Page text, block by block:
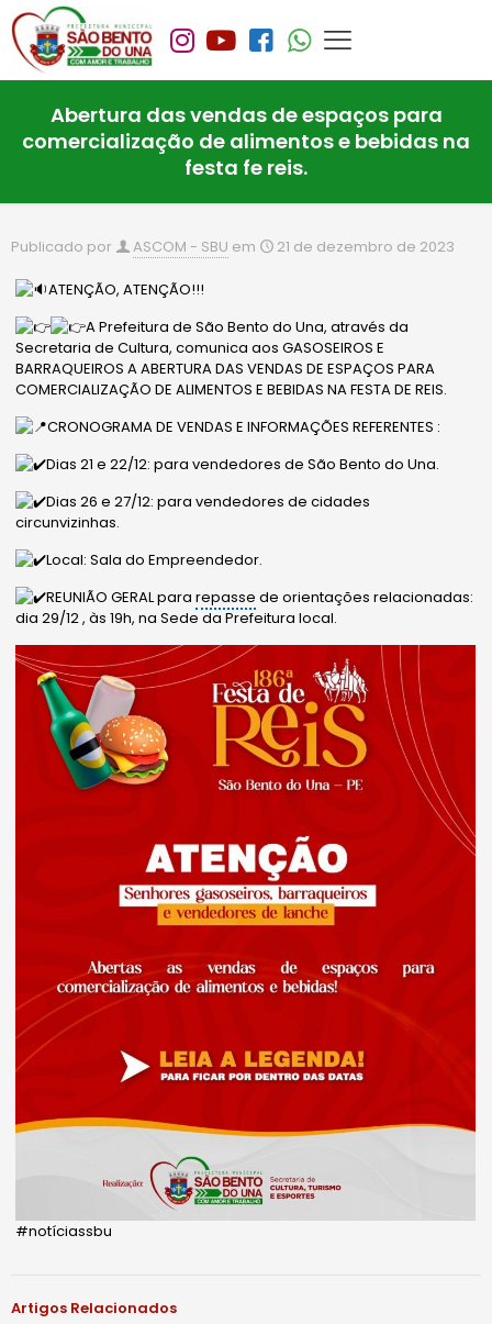
Abertura das vendas de espaços para
comercialização de alimentos e bebidas na
festa fe reis.
Publicado por ASCOM - SBU em 21 de dezembro de 2023
ATENÇÃO, ATENÇÃO!!!
A Prefeitura de São Bento do Una, através da
Secretaria de Cultura, comunica aos GASOSEIROS E
BARRAQUEIROS A ABERTURA DAS VENDAS DE ESPAÇOS PARA
COMERCIALIZAÇÃO DE ALIMENTOS E BEBIDAS NA FESTA DE REIS.
CRONOGRAMA DE VENDAS E INFORMAÇÕES REFERENTES :
Dias 21 e 22/12: para vendedores de São Bento do Una.
Dias 26 e 27/12: para vendedores de cidades
circunvizinhas.
Local: Sala do Empreendedor.
REUNIÃO GERAL pararepasse de orientações relacionadas:
dia 29/12 , às 19h, na Sede da Prefeitura local.
#notíciassbu
Artigos Relacionados